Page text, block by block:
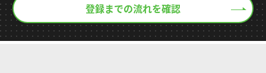
登録までの流れを確認